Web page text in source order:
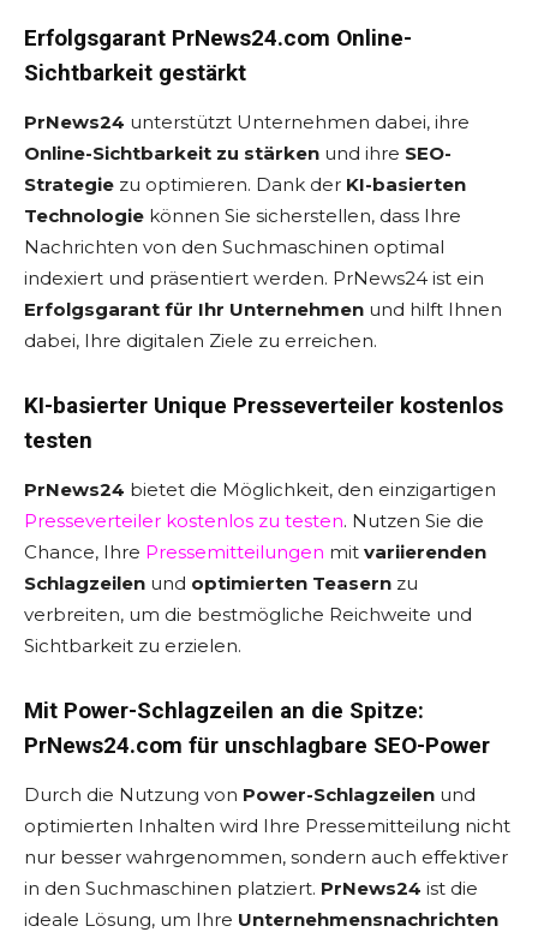
Erfolgsgarant PrNews24.com Online-
Sichtbarkeit gestärkt
PrNews24 unterstützt Unternehmen dabei, ihre
Online-Sichtbarkeit zu stärken und ihre SEO-
Strategie zu optimieren. Dank der KI-basierten
Technologie können Sie sicherstellen, dass Ihre
Nachrichten von den Suchmaschinen optimal
indexiert und präsentiert werden. PrNews24 ist ein
Erfolgsgarant für Ihr Unternehmen und hilft Ihnen
dabei, Ihre digitalen Ziele zu erreichen.
KI-basierter Unique Presseverteiler kostenlos
testen
PrNews24 bietet die Möglichkeit, den einzigartigen
Presseverteiler kostenlos zu testen. Nutzen Sie die
Chance, Ihre Pressemitteilungen mit variierenden
Schlagzeilen und optimierten Teasern zu
verbreiten, um die bestmögliche Reichweite und
Sichtbarkeit zu erzielen.
Mit Power-Schlagzeilen an die Spitze:
PrNews24.com für unschlagbare SEO-Power
Durch die Nutzung von Power-Schlagzeilen und
optimierten Inhalten wird Ihre Pressemitteilung nicht
nur besser wahrgenommen, sondern auch effektiver
in den Suchmaschinen platziert. PrNews24 ist die
ideale Lösung, um Ihre Unternehmensnachrichten